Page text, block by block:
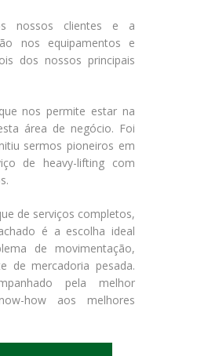
nossos clientes e a
nos equipamentos e
dos nossos principais
nos permite estar na
área de negócio. Foi
sermos pioneiros em
de heavy-lifting com
de serviços completos,
é a escolha ideal
de movimentação,
de mercadoria pesada.
pela melhor
how aos melhores